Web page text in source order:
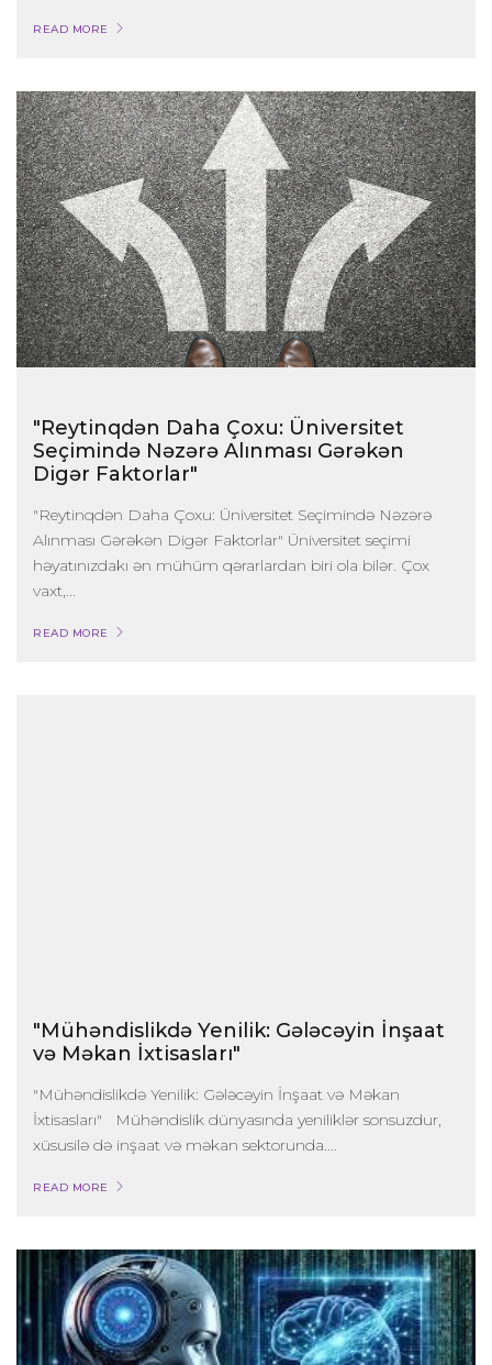
READ MORE
"Reytinqdən Daha Çoxu: Üniversitet
Seçimində Nəzərə Alınması Gərəkən
Digər Faktorlar"
"Reytinqdən Daha Çoxu: Üniversitet Seçimində Nəzərə
Alınması Gərəkən Digər Faktorlar" Üniversitet seçimi
həyatınızdakı ən mühüm qərarlardan biri ola bilər. Çox
vaxt,...
READ MORE
"Mühəndislikdə Yenilik: Gələcəyin İnşaat
və Məkan İxtisasları"
"Mühəndislikdə Yenilik: Gələcəyin İnşaat və Məkan
İxtisasları" Mühəndislik dünyasında yeniliklər sonsuzdur,
xüsusilə də inşaat və məkan sektorunda....
READ MORE